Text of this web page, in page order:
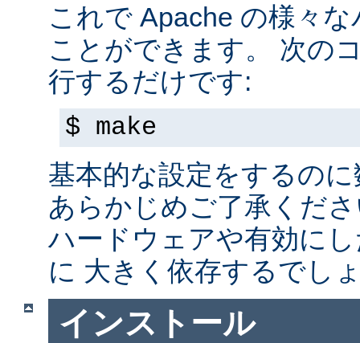
これで Apache の様々
ことができます。 次の
行するだけです:
$ make
基本的な設定をするの
あらかじめご了承くだ
ハードウェアや有効に
に 大きく依存するでし
インストール